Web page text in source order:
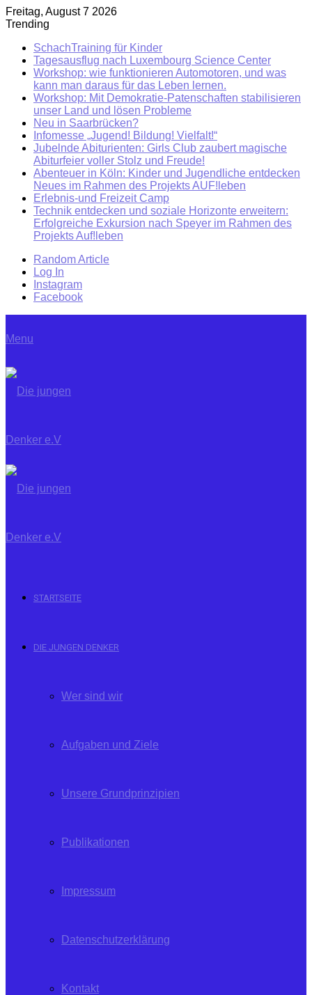
Freitag, August 7 2026
Trending
SchachTraining für Kinder
Tagesausflug nach Luxembourg Science Center
Workshop: wie funktionieren Automotoren, und was
kann man daraus für das Leben lernen.
Workshop: Mit Demokratie-Patenschaften stabilisieren
unser Land und lösen Probleme
Neu in Saarbrücken?
Infomesse „Jugend! Bildung! Vielfalt!“
Jubelnde Abiturienten: Girls Club zaubert magische
Abiturfeier voller Stolz und Freude!
Abenteuer in Köln: Kinder und Jugendliche entdecken
Neues im Rahmen des Projekts AUF!leben
Erlebnis-und Freizeit Camp
Technik entdecken und soziale Horizonte erweitern:
Erfolgreiche Exkursion nach Speyer im Rahmen des
Projekts Auf!leben
Random Article
Log In
Instagram
Facebook
Menu
STARTSEITE
DIE JUNGEN DENKER
Wer sind wir
Aufgaben und Ziele
Unsere Grundprinzipien
Publikationen
Impressum
Datenschutzerklärung
Kontakt